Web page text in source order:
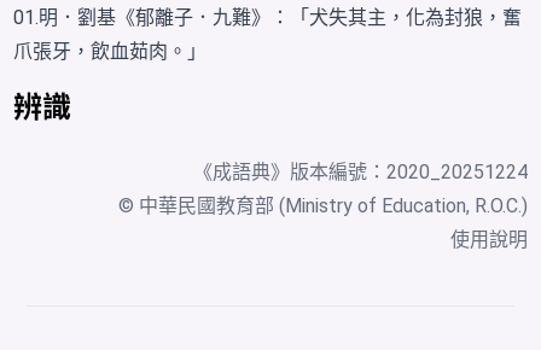
01.明．劉基《郁離子．九難》：「犬失其主，化為封狼，奮
爪張牙，飲血茹肉。」
辨識
《成語典》版本編號：2020_20251224
© 中華民國教育部 (Ministry of Education, R.O.C.)
使用說明